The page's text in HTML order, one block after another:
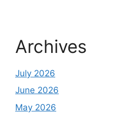
Archives
July 2026
June 2026
May 2026